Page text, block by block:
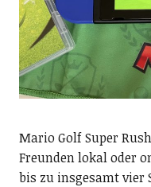
Mario Golf Super
Freunden lokal oder
bis zu insgesamt vier